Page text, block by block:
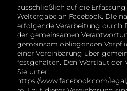
ausschließlich auf die
Weitergabe an Facebook. Die
erfolgende Verarbeitung durch
der gemeinsamen
gemeinsam obliegenden
einer Vereinbarung über
festgehalten. Den Wortlaut der
Sie unter:
https://www.facebook.com/